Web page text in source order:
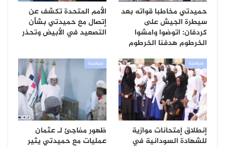
حميدتي مخاطبا قواته بعد
سيطرة الجيش على
كردفان: اتوضوا وامشوا
الخرطوم هدفنا الخرطوم
الأمم المتحدة تكشف عن
إتصال مع حميدتي بشأن
التصعيد في الأبيض وتحذر
سياسية
إنطلاق إمتحانات موازية
للشهادة السودانية في
سياسية
ظهور مفاجئ لـ عثمان
عمليات مع حميدتي يثير